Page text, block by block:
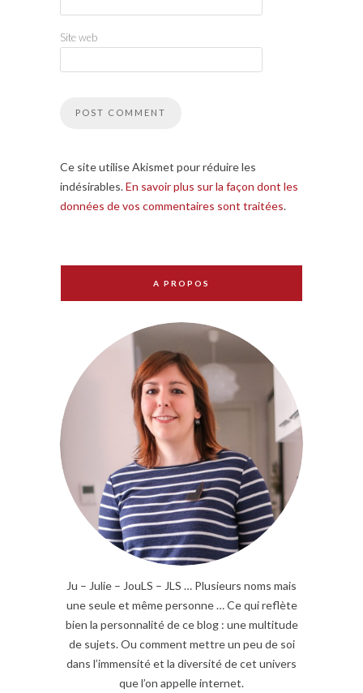
Site web
Ce site utilise Akismet pour réduire les
indésirables.En savoir plus sur la façon dont les
données de vos commentaires sont traitées.
A PROPOS
Ju – Julie – JouLS – JLS … Plusieurs noms mais
une seule et même personne … Ce qui reflète
bien la personnalité de ce blog : une multitude
de sujets. Ou comment mettre un peu de soi
dans l’immensité et la diversité de cet univers
que l’on appelle internet.